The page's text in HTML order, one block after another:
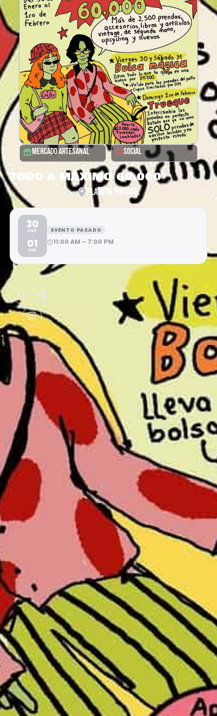
MERCADO ARTESANAL SOCIAL
TODO A MÁXIMO 60.000
PLANETA VINTAGE
30
ENE
↓
01
FEB
EVENTO PASADO
11:00 AM – 7:00 PM